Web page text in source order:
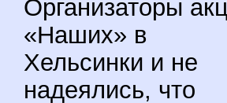
Организаторы
«Наших» в
Хельсинки и не
надеялись, что